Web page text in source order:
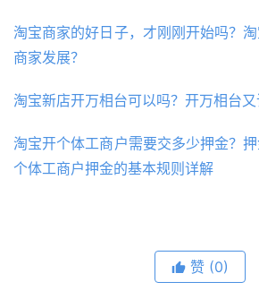
淘宝商家的好日子，才刚刚开始吗？
商家发展？
淘宝新店开万相台可以吗？开万相台又
淘宝开个体工商户需要交多少押金？
个体工商户押金的基本规则详解
赞 (0)